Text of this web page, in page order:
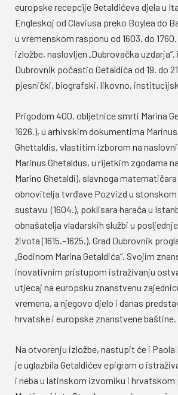
europske recepcije Getaldićeva djela u
Engleskoj od Claviusa preko Boylea do
u vremenskom rasponu od 1603. do
izložbe, naslovljen „Dubrovačka
Dubrovnik počastio Getaldića od 19. do
pjesnički, biografski, likovno,
Prigodom 400. obljetnice smrti Marina
1626.), u arhivskim dokumentima
Ghettaldis, vlastitim izborom na
Marinus Ghetaldus, u rijetkim zgodama
Marino Ghetaldi), slavnoga
obnovitelja tvrđave Pozvizd u
sustavu (1604.), poklisara harača u
obnašatelja vladarskih službi u
života (1615.–1625.), Grad Dubrovnik
„Godinom Marina Getaldića“. Svojim
inovativnim pristupom istraživanju
utjecaj na europsku znanstvenu
vremena, a njegovo djelo i danas
hrvatske i europske znanstvene baštine.
Na otvorenju izložbe, nastupit će i Paola
je uglazbila Getaldićev epigram o
i neba u latinskom izvorniku i hrvatskom